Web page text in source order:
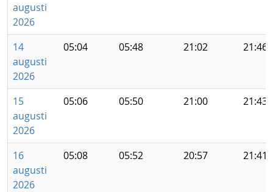
augusti
2026
14
augusti
2026
05:04 05:48 21:02 21:46
15
augusti
2026
05:06 05:50 21:00 21:43
16
augusti
2026
05:08 05:52 20:57 21:41